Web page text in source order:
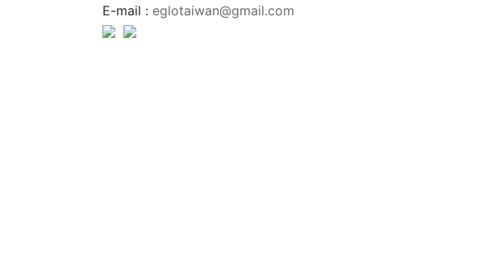
E-mail : eglotaiwan@gmail.com